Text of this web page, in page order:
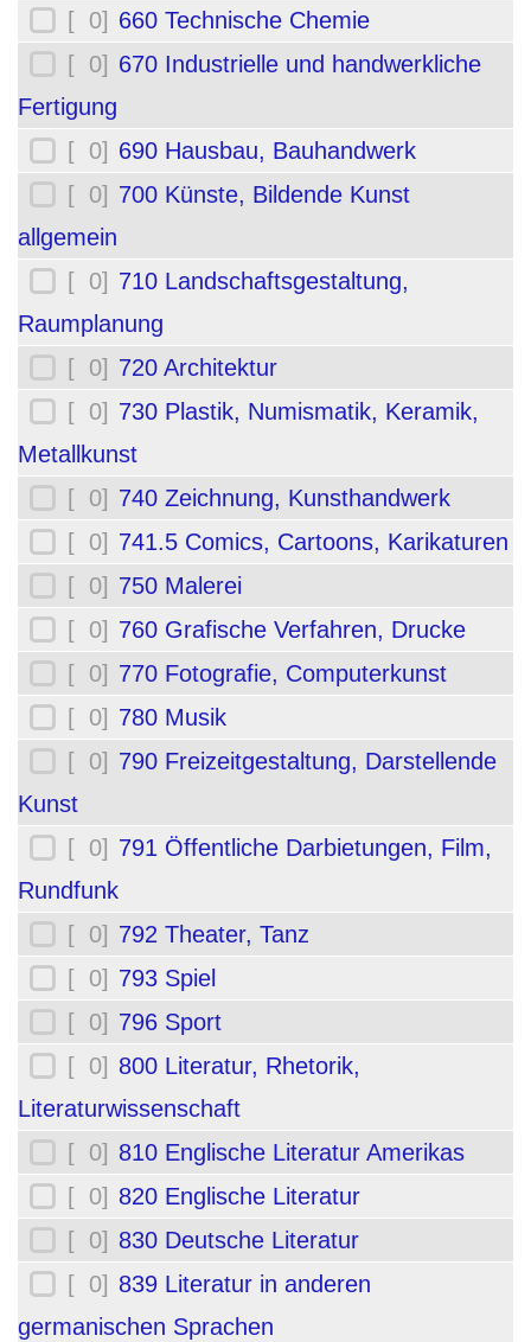
[ 0] 660 Technische Chemie
[ 0] 670 Industrielle und handwerkliche
Fertigung
[ 0] 690 Hausbau, Bauhandwerk
[ 0] 700 Künste, Bildende Kunst
allgemein
[ 0] 710 Landschaftsgestaltung,
Raumplanung
[ 0] 720 Architektur
[ 0] 730 Plastik, Numismatik, Keramik,
Metallkunst
[ 0] 740 Zeichnung, Kunsthandwerk
[ 0] 741.5 Comics, Cartoons, Karikaturen
[ 0] 750 Malerei
[ 0] 760 Grafische Verfahren, Drucke
[ 0] 770 Fotografie, Computerkunst
[ 0] 780 Musik
[ 0] 790 Freizeitgestaltung, Darstellende
Kunst
[ 0] 791 Öffentliche Darbietungen, Film,
Rundfunk
[ 0] 792 Theater, Tanz
[ 0] 793 Spiel
[ 0] 796 Sport
[ 0] 800 Literatur, Rhetorik,
Literaturwissenschaft
[ 0] 810 Englische Literatur Amerikas
[ 0] 820 Englische Literatur
[ 0] 830 Deutsche Literatur
[ 0] 839 Literatur in anderen
germanischen Sprachen